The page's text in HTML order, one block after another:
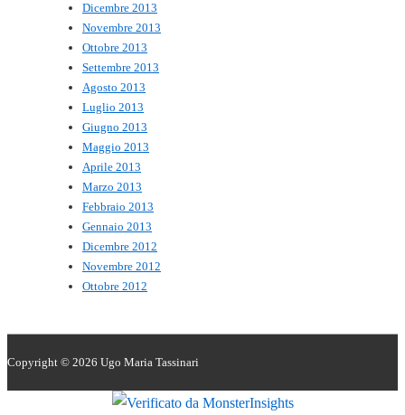
Dicembre 2013
Novembre 2013
Ottobre 2013
Settembre 2013
Agosto 2013
Luglio 2013
Giugno 2013
Maggio 2013
Aprile 2013
Marzo 2013
Febbraio 2013
Gennaio 2013
Dicembre 2012
Novembre 2012
Ottobre 2012
Copyright © 2026 Ugo Maria Tassinari